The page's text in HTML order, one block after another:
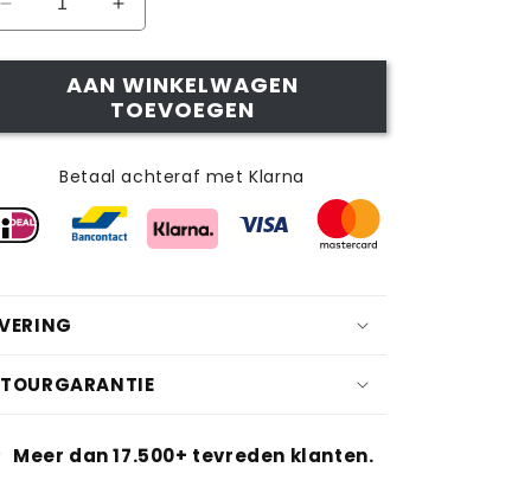
Aantal
verlagen
voor
BADHAKEN
Aantal
verhogen
voor
BADHAKEN
ZWART
AAN WINKELWAGEN
TOEVOEGEN
Betaal achteraf met Klarna
Meer dan 17.500+ tevreden klanten.